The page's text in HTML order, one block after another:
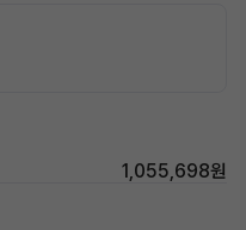
1,055,698원